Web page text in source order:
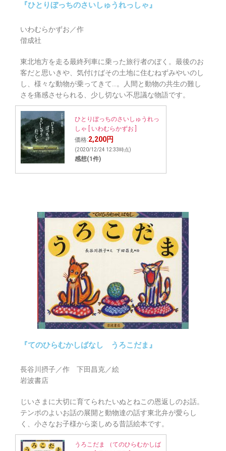
『ひとりぼっちのさいしゅうれっしゃ』
いわむらかずお／作
偕成社
東北地方を走る最終列車に乗った旅行者のぼく。最後のお
客だと思いきや、気付けばその土地に住むねずみやいのし
し、様々な動物が乗ってきて…。人間と動物の共生の難し
さを痛感させられる、少し切ない不思議な物語です。
ひとりぼっちのさいしゅうれっ
しゃ [ いわむらかずお ]
価格:2,200円
(2020/12/24 12:33時点)
感想(1件)
『てのひらむかしばなし うろこだま』
長谷川摂子／作 下田昌克／絵
岩波書店
じいさまに大切に育てられたいぬとねこの恩返しのお話。
テンポのよいお話の展開と動物達の話す東北弁が愛らし
く、小さなお子様から楽しめる昔話絵本です。
うろこだま （てのひらむかしば